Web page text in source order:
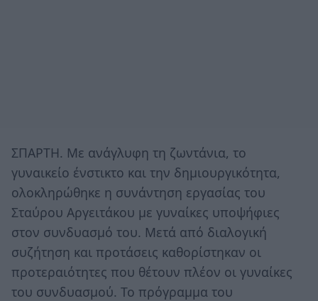
ΣΠΑΡΤΗ. Με ανάγλυφη τη ζωντάνια, το
γυναικείο ένστικτο και την δημιουργικότητα,
ολοκληρώθηκε η συνάντηση εργασίας του
Σταύρου Αργειτάκου με γυναίκες υποψήφιες
στον συνδυασμό του. Μετά από διαλογική
συζήτηση και προτάσεις καθορίστηκαν οι
προτεραιότητες που θέτουν πλέον οι γυναίκες
του συνδυασμού. Το πρόγραμμα του